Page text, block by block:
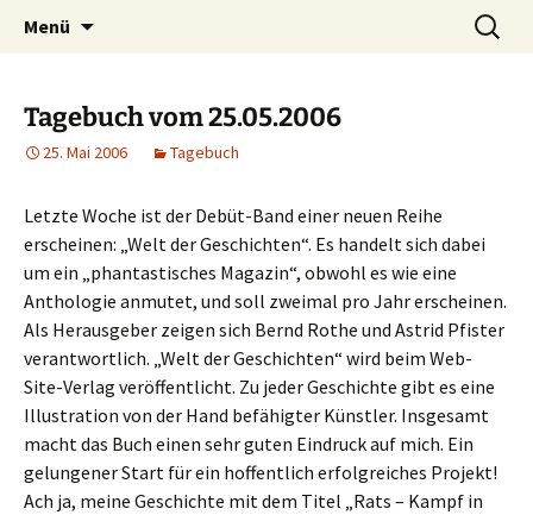
Timo Bader
Willkommen im Reich der Geschichten
Menü
Tagebuch vom 25.05.2006
25. Mai 2006 Tagebuch
Letzte Woche ist der Debüt-Band einer neuen Reihe
erscheinen: „Welt der Geschichten“. Es handelt sich dabei
um ein „phantastisches Magazin“, obwohl es wie eine
Anthologie anmutet, und soll zweimal pro Jahr erscheinen.
Als Herausgeber zeigen sich Bernd Rothe und Astrid Pfister
verantwortlich. „Welt der Geschichten“ wird beim Web-
Site-Verlag veröffentlicht. Zu jeder Geschichte gibt es eine
Illustration von der Hand befähigter Künstler. Insgesamt
macht das Buch einen sehr guten Eindruck auf mich. Ein
gelungener Start für ein hoffentlich erfolgreiches Projekt!
Ach ja, meine Geschichte mit dem Titel „Rats – Kampf in